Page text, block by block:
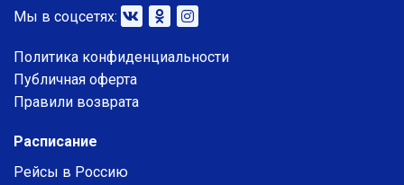
Мы в соцсетях:
Политика конфиденциальности
Публичная оферта
Правили возврата
Расписание
Рейсы в Россию